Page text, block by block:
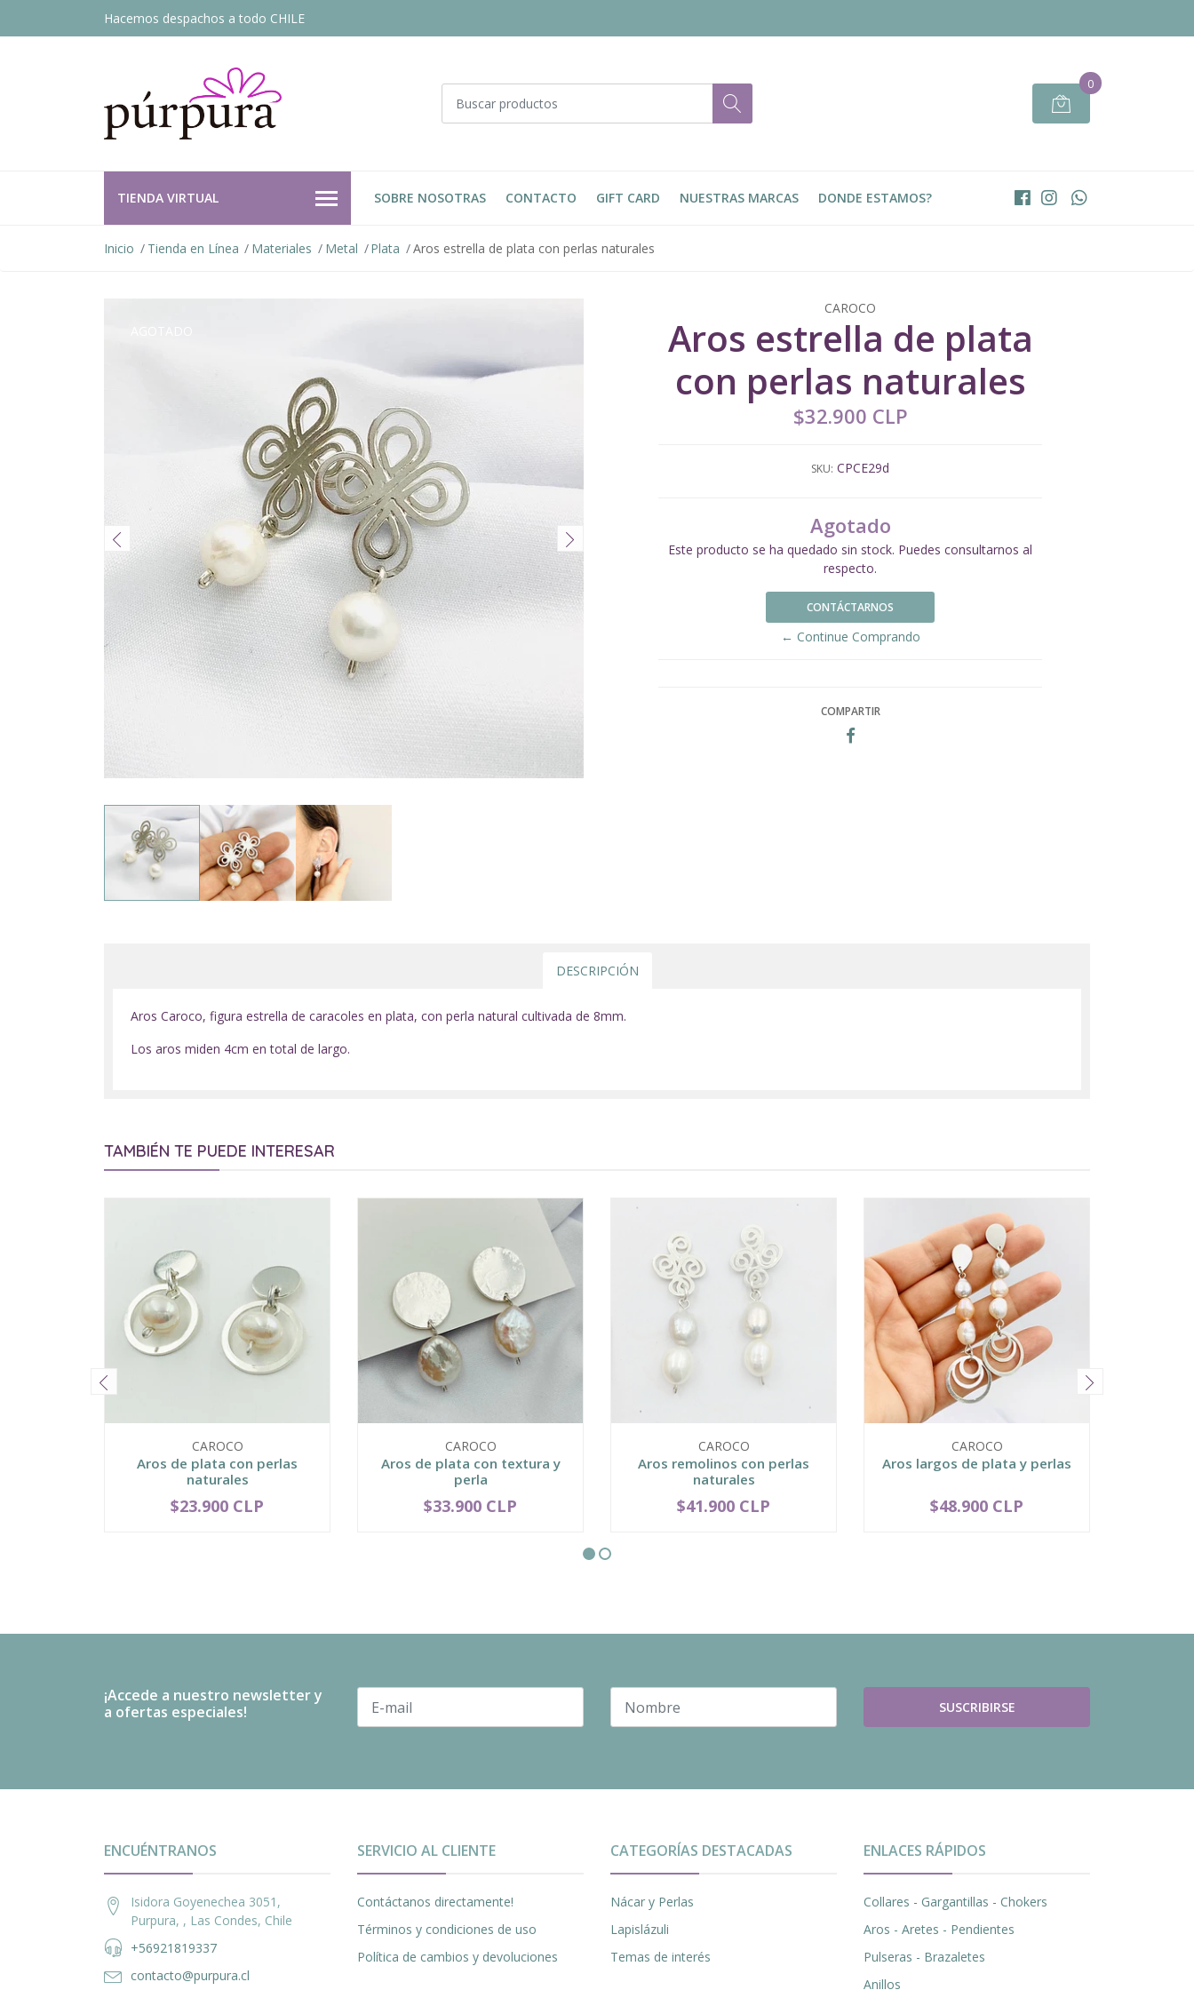
Hacemos despachos a todo CHILE
0
TIENDA VIRTUAL SOBRE NOSOTRAS CONTACTO GIFT CARD NUESTRAS MARCAS DONDE ESTAMOS?
Inicio Tienda en Línea Materiales Metal Plata Aros estrella de plata con perlas naturales
CAROCO
Aros estrella de plata
con perlas naturales
$32.900 CLP
SKU: CPCE29d
Agotado
Este producto se ha quedado sin stock. Puedes consultarnos al
respecto.
CONTÁCTARNOS
← Continue Comprando
COMPARTIR
DESCRIPCIÓN
Aros Caroco, figura estrella de caracoles en plata, con perla natural cultivada de 8mm.
Los aros miden 4cm en total de largo.
TAMBIÉN TE PUEDE INTERESAR
CAROCO
Aros de plata con perlas
naturales
+
$23.900 CLP
CAROCO
Aros de plata con textura y
perla
+
$33.900 CLP
CAROCO
Aros remolinos con perlas
naturales
AGOTADO
$41.900 CLP
CAROCO
Aros largos de plata y perlas
+
$48.900 CLP
¡Accede a nuestro newsletter y
a ofertas especiales!
SUSCRIBIRSE
ENCUÉNTRANOS
Isidora Goyenechea 3051,
Purpura, , Las Condes, Chile
+56921819337
contacto@purpura.cl
SERVICIO AL CLIENTE
Contáctanos directamente!
Términos y condiciones de uso
Política de cambios y devoluciones
CATEGORÍAS DESTACADAS
Nácar y Perlas
Lapislázuli
Temas de interés
ENLACES RÁPIDOS
Collares - Gargantillas - Chokers
Aros - Aretes - Pendientes
Pulseras - Brazaletes
Anillos